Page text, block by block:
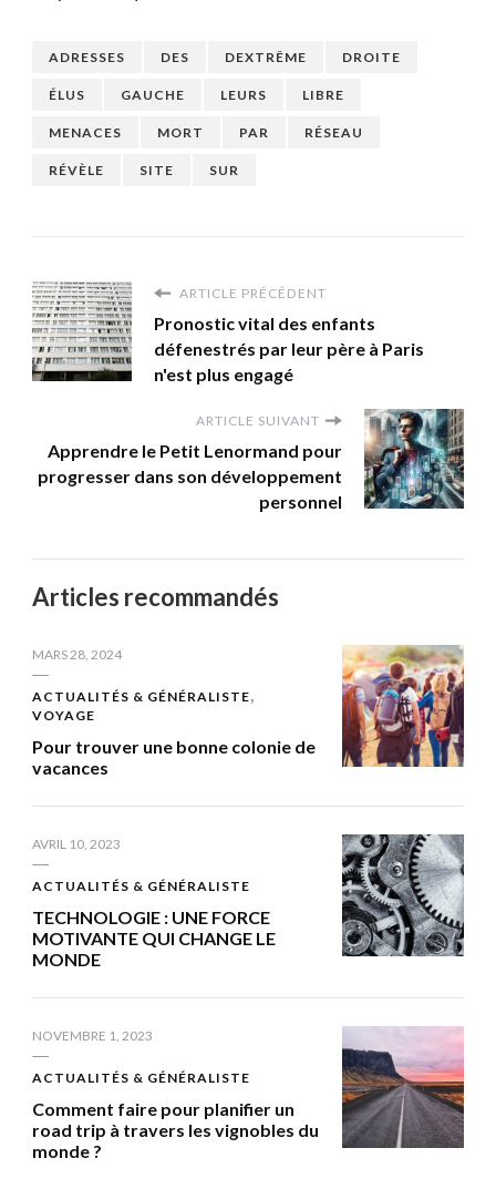
ADRESSES DES DEXTRÊME DROITE
ÉLUS GAUCHE LEURS LIBRE
MENACES MORT PAR RÉSEAU
RÉVÈLE SITE SUR
ARTICLE PRÉCÉDENT
Pronostic vital des enfants
défenestrés par leur père à Paris
n'est plus engagé
ARTICLE SUIVANT
Apprendre le Petit Lenormand pour
progresser dans son développement
personnel
Articles recommandés
MARS 28, 2024
ACTUALITÉS & GÉNÉRALISTE
VOYAGE
Pour trouver une bonne colonie de
vacances
AVRIL 10, 2023
ACTUALITÉS & GÉNÉRALISTE
TECHNOLOGIE : UNE FORCE
MOTIVANTE QUI CHANGE LE
MONDE
NOVEMBRE 1, 2023
ACTUALITÉS & GÉNÉRALISTE
Comment faire pour planifier un
road trip à travers les vignobles du
monde ?